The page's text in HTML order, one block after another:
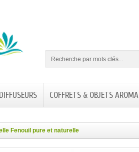
DIFFUSEURS COFFRETS & OBJETS AROMA
Fenouil pure et naturelle